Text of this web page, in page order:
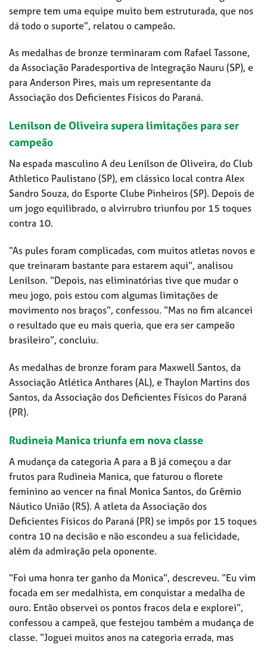
sempre tem uma equipe muito bem estruturada, que nos
dá todo o suporte”, relatou o campeão.
As medalhas de bronze terminaram com Rafael Tassone,
da Associação Paradesportiva de Integração Nauru (SP), e
para Anderson Pires, mais um representante da
Associação dos Deficientes Físicos do Paraná.
Lenílson de Oliveira supera limitações para ser
campeão
Na espada masculino A deu Lenílson de Oliveira, do Club
Athletico Paulistano (SP), em clássico local contra Alex
Sandro Souza, do Esporte Clube Pinheiros (SP). Depois de
um jogo equilibrado, o alvirrubro triunfou por 15 toques
contra 10.
“As pules foram complicadas, com muitos atletas novos e
que treinaram bastante para estarem aqui”, analisou
Lenílson. “Depois, nas eliminatórias tive que mudar o
meu jogo, pois estou com algumas limitações de
movimento nos braços”, confessou. “Mas no fim alcancei
o resultado que eu mais queria, que era ser campeão
brasileiro”, concluiu.
As medalhas de bronze foram para Maxwell Santos, da
Associação Atlética Anthares (AL), e Thaylon Martins dos
Santos, da Associação dos Deficientes Físicos do Paraná
(PR).
Rudineia Manica triunfa em nova classe
A mudança da categoria A para a B já começou a dar
frutos para Rudineia Manica, que faturou o florete
feminino ao vencer na final Monica Santos, do Grêmio
Náutico União (RS). A atleta da Associação dos
Deficientes Físicos do Paraná (PR) se impôs por 15 toques
contra 10 na decisão e não escondeu a sua felicidade,
além da admiração pela oponente.
“Foi uma honra ter ganho da Monica”, descreveu. “Eu vim
focada em ser medalhista, em conquistar a medalha de
ouro. Então observei os pontos fracos dela e explorei”,
confessou a campeã, que festejou também a mudança de
classe. “Joguei muitos anos na categoria errada, mas